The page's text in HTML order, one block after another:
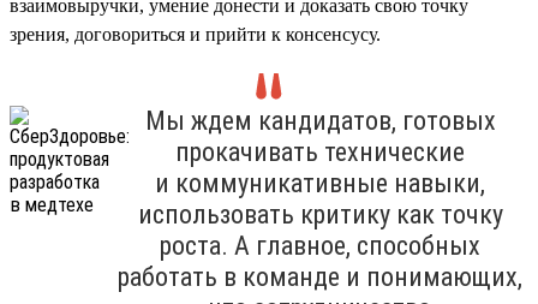
взаимовыручки, умение донести и доказать свою точку
зрения, договориться и прийти к консенсусу.
Мы ждем кандидатов, готовых
прокачивать технические
и коммуникативные навыки,
использовать критику как точку
роста. А главное, способных
работать в команде и понимающих,